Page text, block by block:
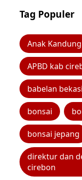
Tag Populer
Anak Kandung
APBD kab
babelan bekasi
bonsai
bonsai jepang
direktur dan
cirebon